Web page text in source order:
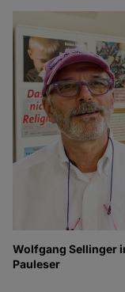
Wolfgang Sellinger
Pauleser